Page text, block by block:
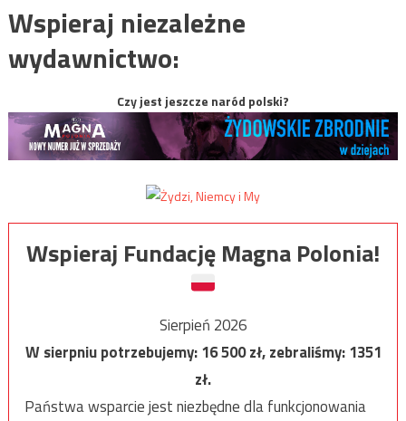
Wspieraj niezależne
wydawnictwo:
Czy jest jeszcze naród polski?
Wspieraj Fundację Magna Polonia!
Sierpień 2026
W sierpniu potrzebujemy:16 500zł, zebraliśmy:1351
zł.
Państwa wsparcie jest niezbędne dla funkcjonowania